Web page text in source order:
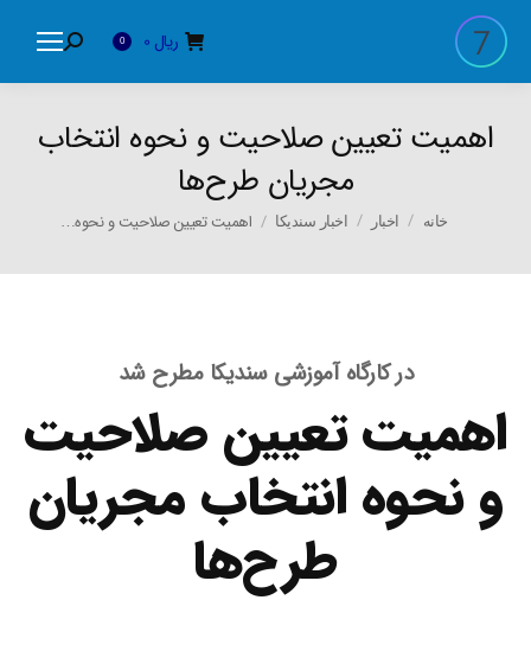
ریال 0
Search:
اهمیت تعیین صلاحیت و نحوه انتخاب
مجریان طرح‌ها
You are here:
خانه اخبار اخبار سندیکا اهمیت تعیین صلاحیت و نحوه…
در کارگاه آموزشی سندیکا مطرح شد
اهمیت تعیین صلاحیت
و نحوه انتخاب مجریان
طرح‌ها